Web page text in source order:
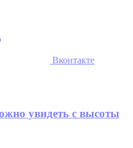
Вконтакте
увидеть с высоты